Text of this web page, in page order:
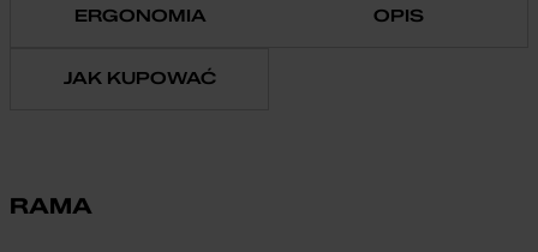
ERGONOMIA OPIS
JAK KUPOWAĆ
RAMA